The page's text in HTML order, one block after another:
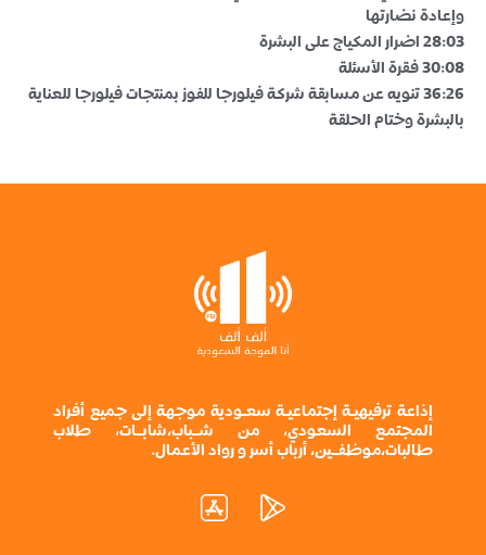
وإعادة نضارتها
28:03 اضرار المكياج على البشرة
30:08 فقرة الأسئلة
36:26 تنويه عن مسابقة شركة فيلورجا للفوز بمنتجات فيلورجا للعناية
بالبشرة وختام الحلقة
إذاعة ترفيهيـة إجتماعيـة سعـودية موجهة إلى جميع أفراد
المجتمع السعودي، من شــباب،شابــات، طلاب
طالبات،موظفــين، أرباب أسر و رواد الأعمال.